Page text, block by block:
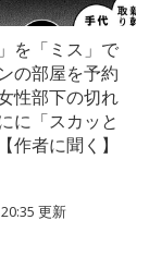
を「ミス」で
の部屋を予約
性部下の切れ
に「スカッと
作者に聞く】
更新